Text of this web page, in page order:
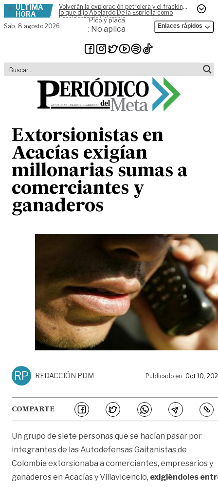
Skip to content
ÚLTIMA
HORA
Volverán la exploración petrolera y el fracking,
lo que dijo Abelardo De la Espriella como
Presidente de Colombia
Sáb, 8 agosto 2026
Pico y placa
: No aplica Enlaces rápidos
Extorsionistas en
Acacías exigían
millonarias sumas a
comerciantes y
ganaderos
RP REDACCIÓN PDM Publicado en Oct 10,
COMPARTE
Un grupo de siete personas que se hacían pasar por
integrantes de las Autodefensas Gaitanistas de
Colombia extorsionaba a comerciantes, empresarios y
ganaderos en Acacías y Villavicencio, exigiéndoles